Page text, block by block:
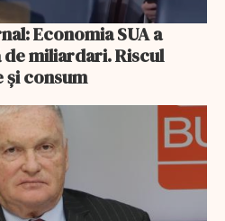
Economia SUA a
miliardari. Riscul
și consum